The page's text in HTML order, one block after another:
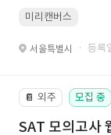
미리캔버스
서울특별시 · 등록
📔 외주 모집 중
SAT 모의고사